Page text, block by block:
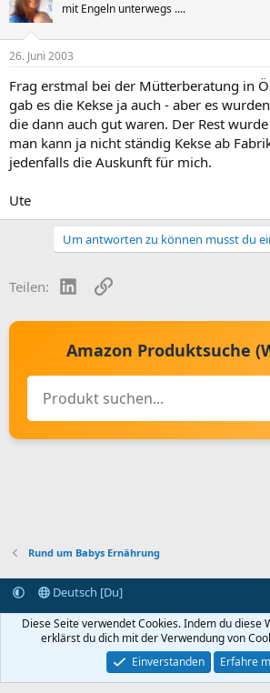
mit Engeln unterwegs ....
26. Juni 2003
Frag erstmal bei der Mütterberatung in
gab es die Kekse ja auch - aber es
die dann auch gut waren. Der Rest
man kann ja nicht ständig Kekse ab
jedenfalls die Auskunft für mich.
Ute
Um antworten zu können musst du
Teilen: LinkedInLink
Amazon Produktsuche
Rund um Babys Ernährung
Deutsch [Du]
Kontakt aufnehmen
Bedingungen und
Startseite
R
S
Community platform by XenForo® © 2010-2024
Diese Seite verwendet Cookies. Indem du diese
erklärst du dich mit der Verwendung von
Einverstanden
Erfahre